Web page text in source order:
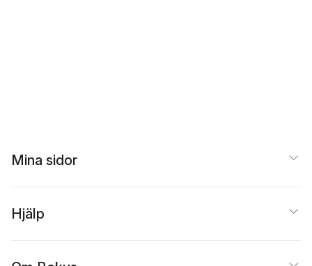
Mina sidor
Hjälp